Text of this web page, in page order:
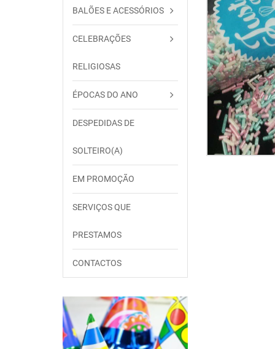
BALÕES E ACESSÓRIOS
CELEBRAÇÕES
RELIGIOSAS
ÉPOCAS DO ANO
DESPEDIDAS DE
SOLTEIRO(A)
EM PROMOÇÃO
SERVIÇOS QUE
PRESTAMOS
CONTACTOS